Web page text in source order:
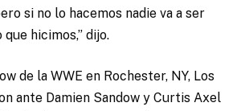
si no lo hacemos nadie va a ser
hicimos,” dijo.
de la WWE en Rochester, NY, Los
ante Damien Sandow y Curtis Axel